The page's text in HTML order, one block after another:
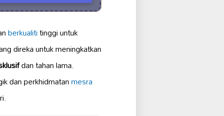
berkualititinggi untuk
direka untuk meningkatkan
dan tahan lama.
dan perkhidmatanmesra